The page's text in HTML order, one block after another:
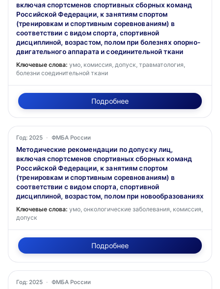
включая спортсменов спортивных сборных команд
Российской Федерации, к занятиям спортом
(тренировкам и спортивным соревнованиям) в
соответствии с видом спорта, спортивной
дисциплиной, возрастом, полом при болезнях опорно-
двигательного аппарата и соединительной ткани
Ключевые слова: умо, комиссия, допуск, травматология,
болезни соединительной ткани
Подробнее
Год: 2025 · ФМБА России
Методические рекомендации по допуску лиц,
включая спортсменов спортивных сборных команд
Российской Федерации, к занятиям спортом
(тренировкам и спортивным соревнованиям) в
соответствии с видом спорта, спортивной
дисциплиной, возрастом, полом при новообразованиях
Ключевые слова: умо, онкологические заболевания, комиссия,
допуск
Подробнее
Год: 2025 · ФМБА России